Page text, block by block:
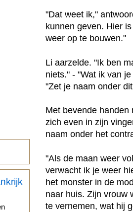
"Dat weet ik,"
kunnen geven. Hier
weer op te bouwen."
Li aarzelde. "Ik ben
niets." - "Wat ik van
"Zet je naam onder
Met bevende handen
zich even in zijn
naam onder het
"Als de maan weer
verwacht ik je weer
het monster in de
naar huis. Zijn vrouw
te vernemen, wat hij